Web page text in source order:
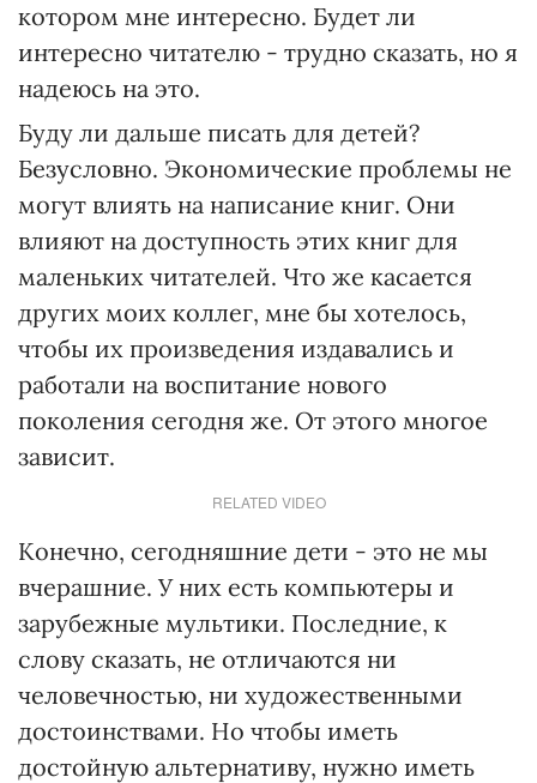
котором мне интересно. Будет ли
интересно читателю - трудно сказать, но я
надеюсь на это.
Буду ли дальше писать для детей?
Безусловно. Экономические проблемы не
могут влиять на написание книг. Они
влияют на доступность этих книг для
маленьких читателей. Что же касается
других моих коллег, мне бы хотелось,
чтобы их произведения издавались и
работали на воспитание нового
поколения сегодня же. От этого многое
зависит.
RELATED VIDEO
Конечно, сегодняшние дети - это не мы
вчерашние. У них есть компьютеры и
зарубежные мультики. Последние, к
слову сказать, не отличаются ни
человечностью, ни художественными
достоинствами. Но чтобы иметь
достойную альтернативу, нужно иметь